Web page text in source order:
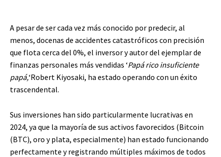
A pesar de ser cada vez más conocido por predecir, al
menos, docenas de accidentes catastróficos con precisión
que flota cerca del 0%, el inversor y autor del ejemplar de
finanzas personales más vendidas ‘Papá rico insuficiente
papá,‘Robert Kiyosaki, ha estado operando con un éxito
trascendental.
Sus inversiones han sido particularmente lucrativas en
2024, ya que la mayoría de sus activos favorecidos (Bitcoin
(BTC), oro y plata, especialmente) han estado funcionando
perfectamente y registrando múltiples máximos de todos